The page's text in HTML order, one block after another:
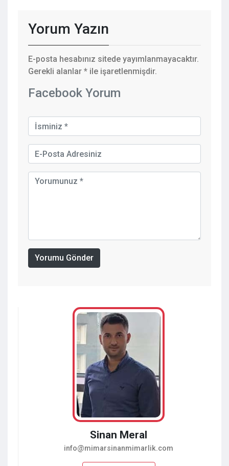
Yorum Yazın
E-posta hesabınız sitede yayımlanmayacaktır.
Gerekli alanlar * ile işaretlenmişdir.
Facebook Yorum
Yorumu Gönder
Sinan Meral
info@mimarsinanmimarlik.com